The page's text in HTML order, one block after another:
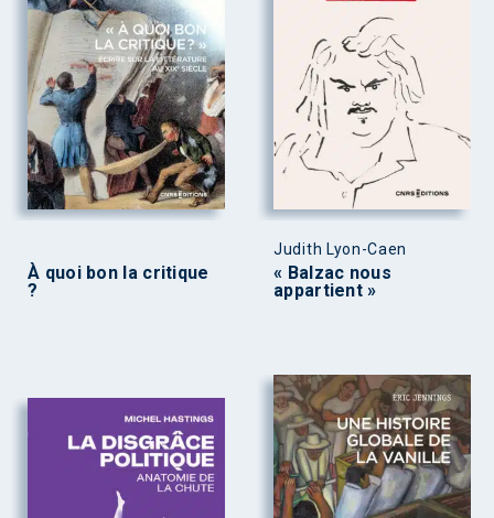
À quoi bon la critique
?
Judith Lyon-Caen
« Balzac nous
appartient »